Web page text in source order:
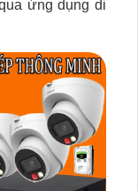
ứng dụng di